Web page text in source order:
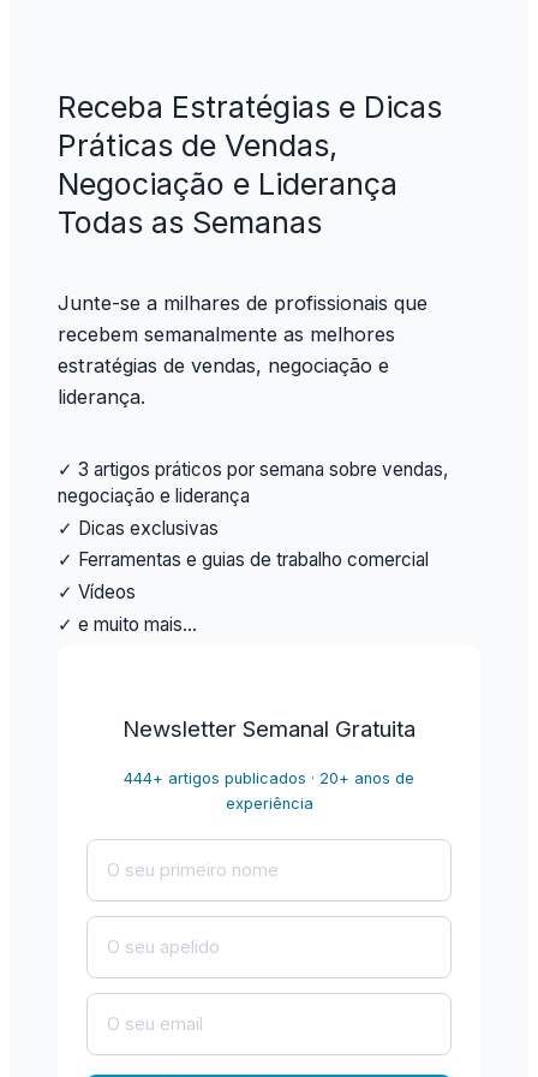
Receba Estratégias e Dicas
Práticas de Vendas,
Negociação e Liderança
Todas as Semanas
Junte-se a milhares de profissionais que
recebem semanalmente as melhores
estratégias de vendas, negociação e
liderança.
✓ 3 artigos práticos por semana sobre vendas,
negociação e liderança
✓ Dicas exclusivas
✓ Ferramentas e guias de trabalho comercial
✓ Vídeos
✓ e muito mais…
Newsletter Semanal Gratuita
444+ artigos publicados · 20+ anos de
experiência